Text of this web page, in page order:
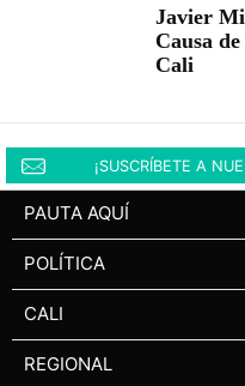
Javier
Causa
Cali
¡SUSCRÍBETE A
PAUTA AQUÍ
POLÍTICA
CALI
REGIONAL